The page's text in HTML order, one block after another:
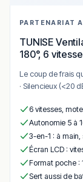
voyage
!
Texte
validation
Cette
établissement
PARTENARIAT
TUNISE
180°, 6
Le coup de frais qui tient dans la poche. 6 vitesses · LCD · 4000mAh
· Silencieux (<20
6 vitesses,
Autonomie 5 à
3-en-1 : à main,
Écran LCD :
Format poche :
Sert aussi de